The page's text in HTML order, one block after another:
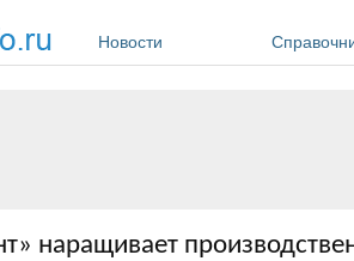
Новости
наращивает